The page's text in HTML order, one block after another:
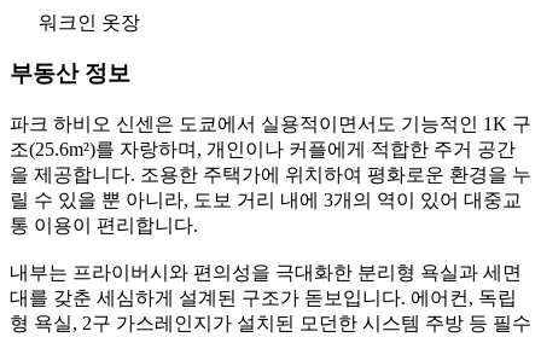
워크인 옷장
부동산 정보
파크 하비오 신센은 도쿄에서 실용적이면서도 기능적인 1K 구
조(25.6m²)를 자랑하며, 개인이나 커플에게 적합한 주거 공간
을 제공합니다. 조용한 주택가에 위치하여 평화로운 환경을 누
릴 수 있을 뿐 아니라, 도보 거리 내에 3개의 역이 있어 대중교
통 이용이 편리합니다.
내부는 프라이버시와 편의성을 극대화한 분리형 욕실과 세면
대를 갖춘 세심하게 설계된 구조가 돋보입니다. 에어컨, 독립
형 욕실, 2구 가스레인지가 설치된 모던한 시스템 주방 등 필수